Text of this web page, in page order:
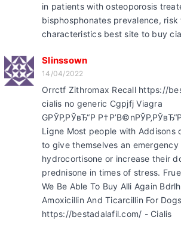
in patients with osteoporosis
bisphosphonates prevalence,
characteristics best site to buy
Slinssown
14/04/2022
Orrctf Zithromax Recall https://
cialis no generic Cgpjfj Viagra
GРЎР‚РЎвЂ“Р
Ligne Most people with Addisons
to give themselves an
hydrocortisone or increase their
prednisone in times of stress.
We Be Able To Buy Alli Again
Amoxicillin And Ticarcillin For Dogs
https://bestadalafil.com/ - Cialis